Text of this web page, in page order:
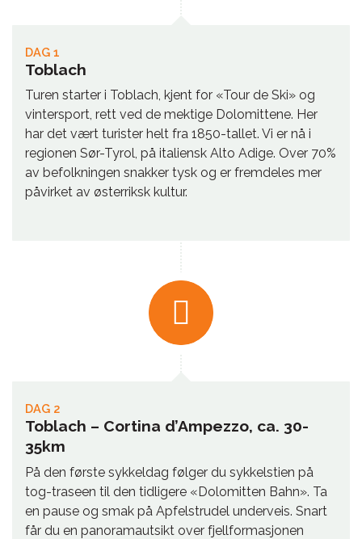
DAG 1
Toblach
Turen starter i Toblach, kjent for «Tour de Ski» og
vintersport, rett ved de mektige Dolomittene. Her
har det vært turister helt fra 1850-tallet. Vi er nå i
regionen Sør-Tyrol, på italiensk Alto Adige. Over 70%
av befolkningen snakker tysk og er fremdeles mer
påvirket av østerriksk kultur.
DAG 2
Toblach – Cortina d’Ampezzo, ca. 30-
35km
På den første sykkeldag følger du sykkelstien på
tog-traseen til den tidligere «Dolomitten Bahn». Ta
en pause og smak på Apfelstrudel underveis. Snart
får du en panoramautsikt over fjellformasjonen